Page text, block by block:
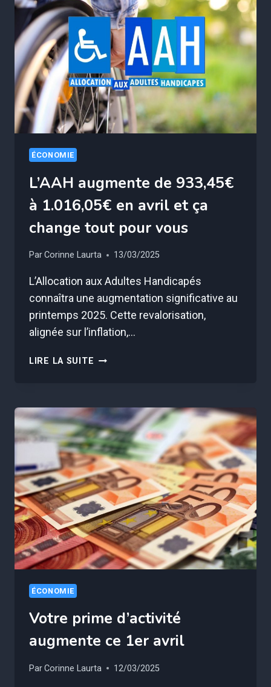
ÉTUDES
SUPÉRIEURES
PEUVENT
VOUS
RAPPORTER
2
874€/MOIS
ÉCONOMIE
L’AAH augmente de 933,45€
à 1.016,05€ en avril et ça
change tout pour vous
ParCorinne Laurta 13/03/2025
L’Allocation aux Adultes Handicapés
connaîtra une augmentation significative au
printemps 2025. Cette revalorisation,
alignée sur l’inflation,…
LIRE LA SUITE L’AAH
À
1.016,05€
EN
AVRIL
ET
ÇA
CHANGE
TOUT
POUR
VOUS
ÉCONOMIE
Votre prime d’activité
augmente ce 1er avril
ParCorinne Laurta 12/03/2025